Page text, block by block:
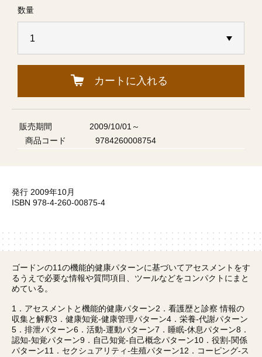
数量
カートに入れる
販売期間
2009/10/01～
商品コード
9784260008754
発行 2009年10月
ISBN 978-4-260-00875-4
ゴードンの11の機能的健康パターンに基づいてアセスメントをす
るうえで必要な情報や質問項目、ツールなどをコンパクトにまと
めている。
1．アセスメントと機能的健康パターン2．看護歴と診察 情報の
収集と解釈3．健康知覚-健康管理パターン4．栄養-代謝パターン
5．排泄パターン6．活動-運動パターン7．睡眠-休息パターン8．
認知-知覚パターン9．自己知覚-自己概念パターン10．役割-関係
パターン11．セクシュアリティ-生殖パターン12．コーピング-ス